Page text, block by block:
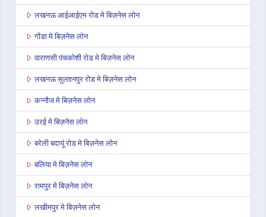
लखनऊ आईआईएम रोड मे बिज़नेस लोन
गोंडा मे बिज़नेस लोन
वाराणसी पंचकोशी रोड मे बिज़नेस लोन
लखनऊ सुल्तानपुर रोड मे बिज़नेस लोन
कन्नौज मे बिज़नेस लोन
उरई मे बिज़नेस लोन
बरेली बदायूं रोड मे बिज़नेस लोन
बलिया मे बिज़नेस लोन
रामपुर मे बिज़नेस लोन
लखीमपुर मे बिज़नेस लोन